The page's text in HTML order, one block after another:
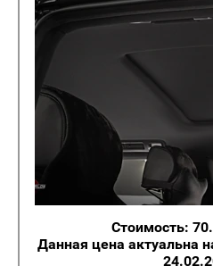
Стоимость:
Данная цена актуальна